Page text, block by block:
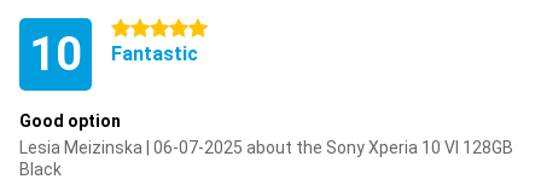
10 5 stars
Fantastic
Good option
Lesia Meizinska | 06-07-2025 about the Sony Xperia 10 VI 128GB
Black